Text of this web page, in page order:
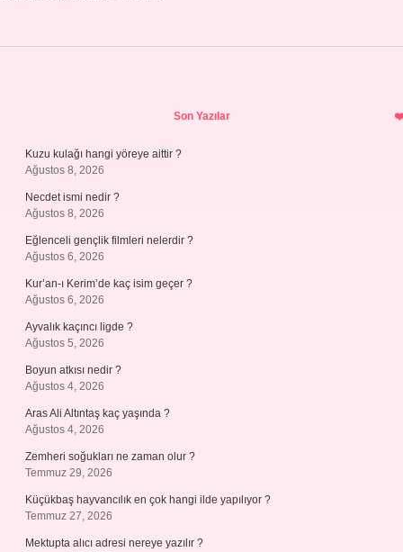
Son Yazılar
Kuzu kulağı hangi yöreye aittir ?
Ağustos 8, 2026
Necdet ismi nedir ?
Ağustos 8, 2026
Eğlenceli gençlik filmleri nelerdir ?
Ağustos 6, 2026
Kur’an-ı Kerim’de kaç isim geçer ?
Ağustos 6, 2026
Ayvalık kaçıncı ligde ?
Ağustos 5, 2026
Boyun atkısı nedir ?
Ağustos 4, 2026
Aras Ali Altıntaş kaç yaşında ?
Ağustos 4, 2026
Zemheri soğukları ne zaman olur ?
Temmuz 29, 2026
Küçükbaş hayvancılık en çok hangi ilde yapılıyor ?
Temmuz 27, 2026
Mektupta alıcı adresi nereye yazılır ?